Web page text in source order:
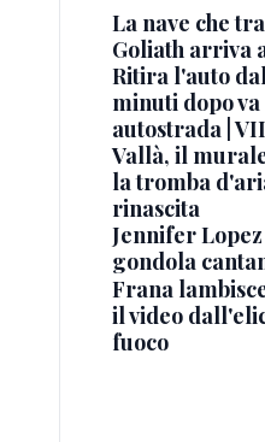
La nave che
Goliath arriva
Ritira l'auto
minuti dopo
autostrada |
Vallà, il
la tromba
rinascita
Jennifer
gondola
Frana
il video
fuoco